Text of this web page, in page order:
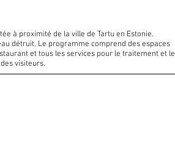
à proximité de la ville de Tartu en Estonie.
détruit. Le programme comprend des espaces
et tous les services pour le traitement et le
visiteurs.